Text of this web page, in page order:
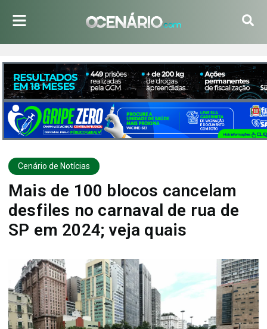
Cenário de Notícias
Mais de 100 blocos cancelam
desfiles no carnaval de rua de
SP em 2024; veja quais